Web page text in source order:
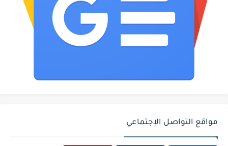
مواقع التواصل الإجتماعي